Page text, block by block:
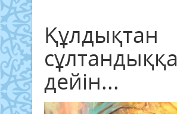
Құлдықтан
сұлтандыққа
дейін...